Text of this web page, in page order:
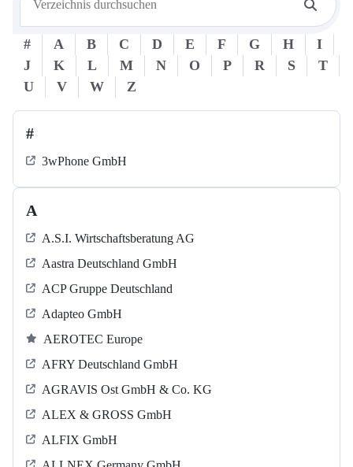
# A B C D E F G H
I
J
K L M N O P R S
T
U
V W Z
#
3wPhone GmbH
A
A.S.I. Wirtschaftsberatung AG
Aastra Deutschland GmbH
ACP Gruppe Deutschland
Adapteo GmbH
AEROTEC Europe
AFRY Deutschland GmbH
AGRAVIS Ost GmbH & Co. KG
ALEX & GROSS GmbH
ALFIX GmbH